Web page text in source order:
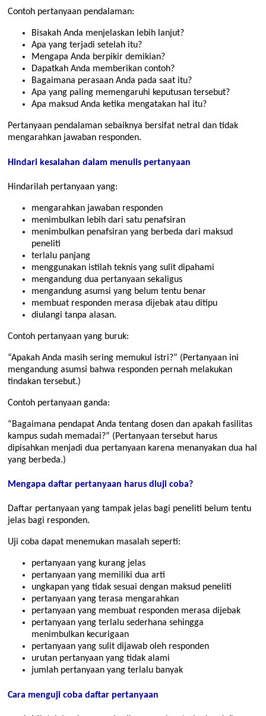
Contoh pertanyaan pendalaman:
Bisakah Anda menjelaskan lebih lanjut?
Apa yang terjadi setelah itu?
Mengapa Anda berpikir demikian?
Dapatkah Anda memberikan contoh?
Bagaimana perasaan Anda pada saat itu?
Apa yang paling memengaruhi keputusan tersebut?
Apa maksud Anda ketika mengatakan hal itu?
Pertanyaan pendalaman sebaiknya bersifat netral dan tidak
mengarahkan jawaban responden.
Hindari kesalahan dalam menulis pertanyaan
Hindarilah pertanyaan yang:
mengarahkan jawaban responden
menimbulkan lebih dari satu penafsiran
menimbulkan penafsiran yang berbeda dari maksud
peneliti
terlalu panjang
menggunakan istilah teknis yang sulit dipahami
mengandung dua pertanyaan sekaligus
mengandung asumsi yang belum tentu benar
membuat responden merasa dijebak atau ditipu
diulangi tanpa alasan.
Contoh pertanyaan yang buruk:
“Apakah Anda masih sering memukul istri?” (Pertanyaan ini
mengandung asumsi bahwa responden pernah melakukan
tindakan tersebut.)
Contoh pertanyaan ganda:
“Bagaimana pendapat Anda tentang dosen dan apakah fasilitas
kampus sudah memadai?” (Pertanyaan tersebut harus
dipisahkan menjadi dua pertanyaan karena menanyakan dua hal
yang berbeda.)
Mengapa daftar pertanyaan harus diuji coba?
Daftar pertanyaan yang tampak jelas bagi peneliti belum tentu
jelas bagi responden.
Uji coba dapat menemukan masalah seperti:
pertanyaan yang kurang jelas
pertanyaan yang memiliki dua arti
ungkapan yang tidak sesuai dengan maksud peneliti
pertanyaan yang terasa mengarahkan
pertanyaan yang membuat responden merasa dijebak
pertanyaan yang terlalu sederhana sehingga
menimbulkan kecurigaan
pertanyaan yang sulit dijawab oleh responden
urutan pertanyaan yang tidak alami
jumlah pertanyaan yang terlalu banyak
Cara menguji coba daftar pertanyaan